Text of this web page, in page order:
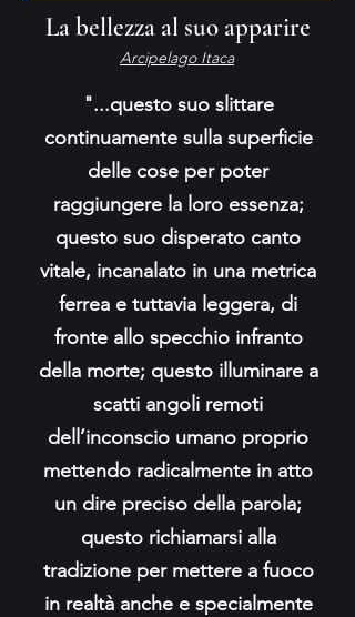
La bellezza al suo apparire
Arcipelago Itaca
"...questo suo slittare
continuamente sulla superficie
delle cose per poter
raggiungere la loro essenza;
questo suo disperato canto
vitale, incanalato in una metrica
ferrea e tuttavia leggera, di
fronte allo specchio infranto
della morte; questo illuminare a
scatti angoli remoti
dell’inconscio umano proprio
mettendo radicalmente in atto
un dire preciso della parola;
questo richiamarsi alla
tradizione per mettere a fuoco
in realtà anche e specialmente